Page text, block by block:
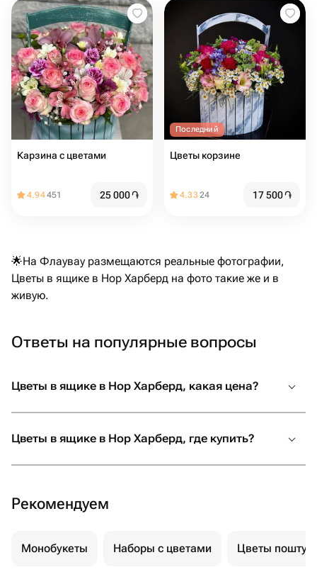
Карзина с цветами
4.94451 25 000֏
Последний
Цветы корзине
4.3324 17 500֏
🌟На Флаувау размещаются реальные фотографии,
Цветы в ящике в Нор Харберд на фото такие же и в
живую.
Ответы на популярные вопросы
Цветы в ящике в Нор Харберд, какая цена?
Цветы в ящике в Нор Харберд, где купить?
Рекомендуем
Монобукеты Наборы с цветами Цветы